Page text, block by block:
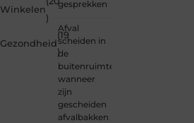
Winkelen
)
Gezondheid
(19
)
gesprekken
Afval
scheiden in
de
buitenruimte:
wanneer
zijn
gescheiden
afvalbakken